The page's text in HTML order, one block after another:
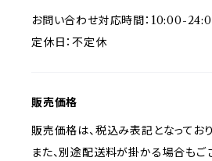
お問い合わせ対応時間：10:00-
定休日：不定休
販売価格
販売価格は、税込み表記となっており
また、別途配送料が掛かる場合もご